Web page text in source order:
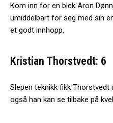
Kom inn for en blek Aron
umiddelbart for seg med sin
et godt innhopp.
Kristian Thorstvedt: 6
Slepen teknikk fikk Thorstvedt
også han kan se tilbake på